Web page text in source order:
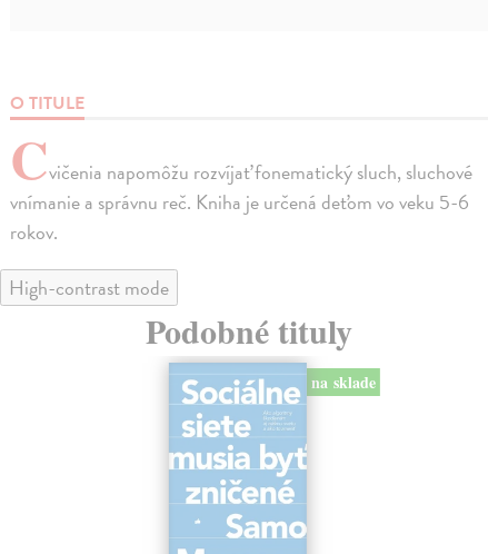
O TITULE
Cvičenia napomôžu rozvíjať fonematický sluch, sluchové
vnímanie a správnu reč. Kniha je určená deťom vo veku 5-6
rokov.
High-contrast mode
Podobné tituly
na sklade